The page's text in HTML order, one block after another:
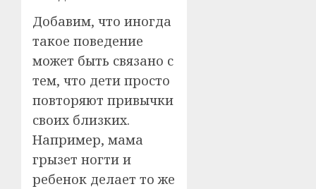
Добавим, что иногда
такое поведение
может быть связано с
тем, что дети просто
повторяют привычки
своих близких.
Например, мама
грызет ногти и
ребенок делает то же